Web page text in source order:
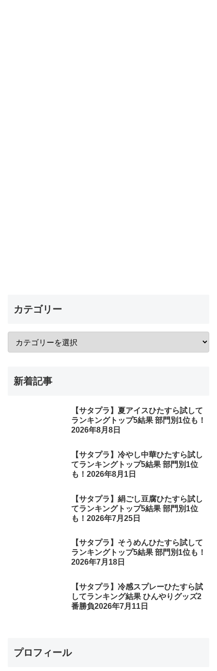
カテゴリー
新着記事
【サタプラ】夏アイスひたすら試して
ランキングトップ5結果 部門別1位も！
2026年8月8日
【サタプラ】冷やし中華ひたすら試し
てランキングトップ5結果 部門別1位
も！2026年8月1日
【サタプラ】絹ごし豆腐ひたすら試し
てランキングトップ5結果 部門別1位
も！2026年7月25日
【サタプラ】そうめんひたすら試して
ランキングトップ5結果 部門別1位も！
2026年7月18日
【サタプラ】冷感スプレーひたすら試
してランキング結果 ひんやりグッズ2
番勝負2026年7月11日
プロフィール